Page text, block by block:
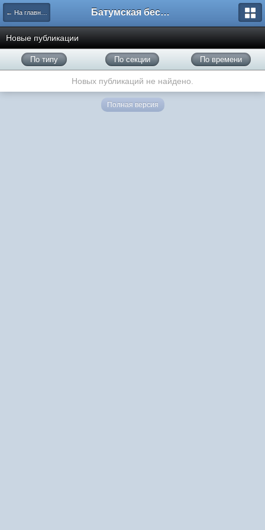
← На главную Батумская беседка
Новые публикации
По типу По секции По времени
Новых публикаций не найдено.
Полная версия